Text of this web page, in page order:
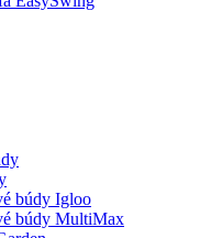
búdy Igloo
búdy MultiMax